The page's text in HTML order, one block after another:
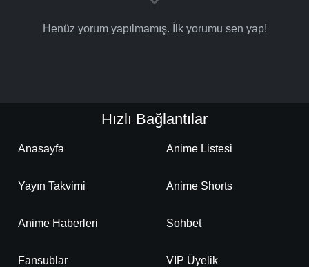
Henüz yorum yapılmamış. İlk yorumu sen yap!
Hızlı Bağlantılar
Anasayfa Anime Listesi
Yayın Takvimi Anime Shorts
Anime Haberleri Sohbet
Fansublar VIP Üyelik